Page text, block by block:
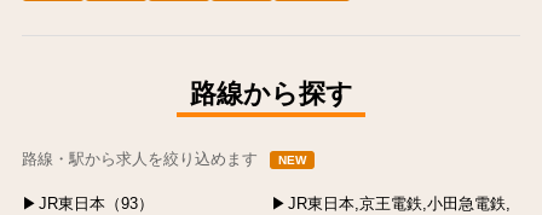
路線から探す
路線・駅から求人を絞り込めます NEW
JR東日本（93）
JR東日本,京王電鉄,小田急電鉄,